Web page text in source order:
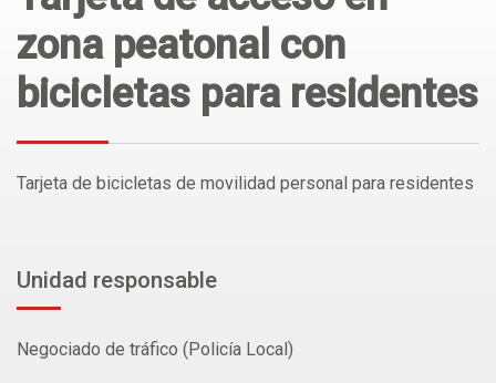
zona peatonal con
bicicletas para residentes
Tarjeta de bicicletas de movilidad personal para residentes
Unidad responsable
Negociado de tráfico (Policía Local)